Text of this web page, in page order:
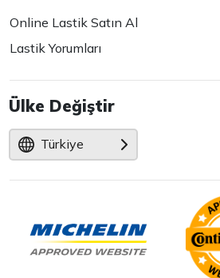
Online Lastik Satın Al
Lastik Yorumları
Ülke Değiştir
Türkiye